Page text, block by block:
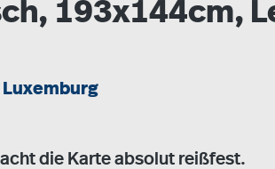
193x144cm,
die Karte absolut reißfest.